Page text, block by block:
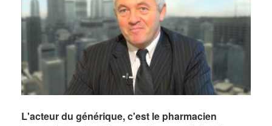
L'acteur du générique, c'est le pharmacien